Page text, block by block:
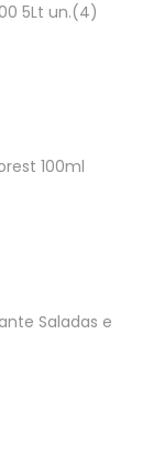
5Lt un.(4)
100ml
Saladas e